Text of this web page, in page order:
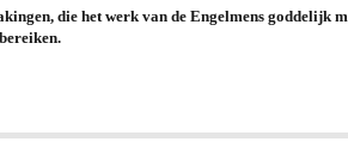
die het werk van de Engelmens goddelijk